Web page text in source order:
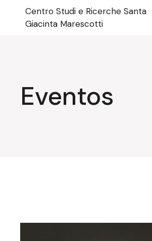
conteúdo
Centro Studi e Ricerche Santa
Giacinta Marescotti
Eventos